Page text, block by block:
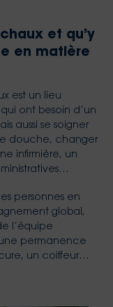
et qu’y
en matière
est un lieu
ont besoin d’un
aussi se soigner
douche, changer
infirmière, un
personnes en
global,
l’équipe
permanence
un coiffeur…